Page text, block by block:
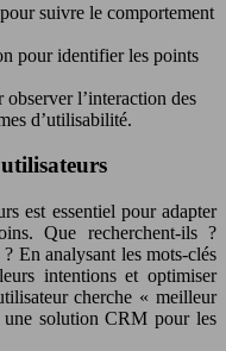
suivre le comportement
pour identifier les points
observer l’interaction des
d’utilisabilité.
est essentiel pour adapter
Que recherchent-ils ?
En analysant les mots-clés
intentions et optimiser
cherche « meilleur
solution CRM pour les